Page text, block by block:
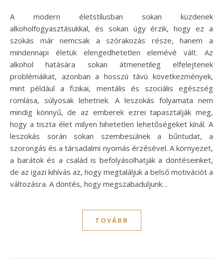
A modern életstílusban sokan küzdenek
alkoholfogyasztásukkal, és sokan úgy érzik, hogy ez a
szokás már nemcsak a szórakozás része, hanem a
mindennapi életük elengedhetetlen elemévé vált. Az
alkohol hatására sokan átmenetileg elfelejtenek
problémáikat, azonban a hosszú távú következmények,
mint például a fizikai, mentális és szociális egészség
romlása, súlyosak lehetnek. A leszokás folyamata nem
mindig könnyű, de az emberek ezrei tapasztalják meg,
hogy a tiszta élet milyen hihetetlen lehetőségeket kínál. A
leszokás során sokan szembesülnek a bűntudat, a
szorongás és a társadalmi nyomás érzésével. A környezet,
a barátok és a család is befolyásolhatják a döntéseinket,
de az igazi kihívás az, hogy megtaláljuk a belső motivációt a
változásra. A döntés, hogy megszabaduljunk…
TOVÁBB